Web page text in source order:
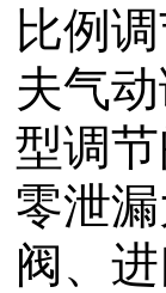
比例
夫气
型调
零泄
阀、